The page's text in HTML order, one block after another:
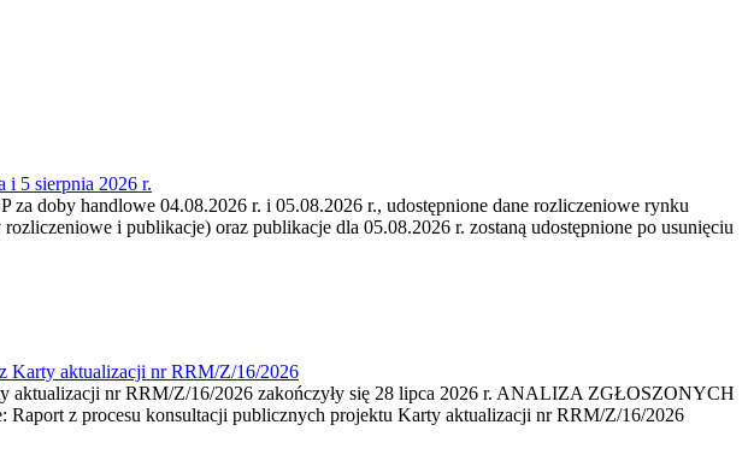
i 5 sierpnia 2026 r.
doby handlowe 04.08.2026 r. i 05.08.2026 r., udostępnione dane rozliczeniowe rynku
i publikacje) oraz publikacje dla 05.08.2026 r. zostaną udostępnione po usunięciu
Karty aktualizacji nr RRM/Z/16/2026
nr RRM/Z/16/2026 zakończyły się 28 lipca 2026 r. ANALIZA ZGŁOSZONYCH
Raport z procesu konsultacji publicznych projektu Karty aktualizacji nr RRM/Z/16/2026